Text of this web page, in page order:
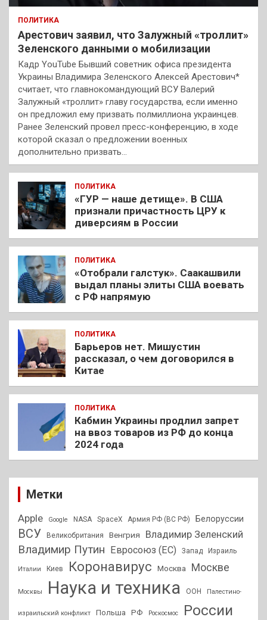
ПОЛИТИКА
Арестович заявил, что Залужный «троллит»
Зеленского данными о мобилизации
Кадр YouTube Бывший советник офиса президента
Украины Владимира Зеленского Алексей Арестович*
считает, что главнокомандующий ВСУ Валерий
Залужный «троллит» главу государства, если именно
он предложил ему призвать полмиллиона украинцев.
Ранее Зеленский провел пресс-конференцию, в ходе
которой сказал о предложении военных
дополнительно призвать…
ПОЛИТИКА
«ГУР — наше детище». В США
признали причастность ЦРУ к
диверсиям в России
ПОЛИТИКА
«Отобрали галстук». Саакашвили
выдал планы элиты США воевать
с РФ напрямую
ПОЛИТИКА
Барьеров нет. Мишустин
рассказал, о чем договорился в
Китае
ПОЛИТИКА
Кабмин Украины продлил запрет
на ввоз товаров из РФ до конца
2024 года
Метки
Apple Google NASA SpaceX Армия РФ (ВС РФ) Белоруссии
ВСУ Великобритания Венгрия Владимир Зеленский
Владимир Путин Евросоюз (ЕС) Запад Израиль
Италии Киев Коронавирус Москва Москве
Москвы Наука и техника ООН Палестино-
израильский конфликт Польша РФ Роскосмос России